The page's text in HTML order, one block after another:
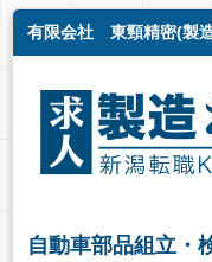
有限会社 東頸精密(製
自動車部品組立・